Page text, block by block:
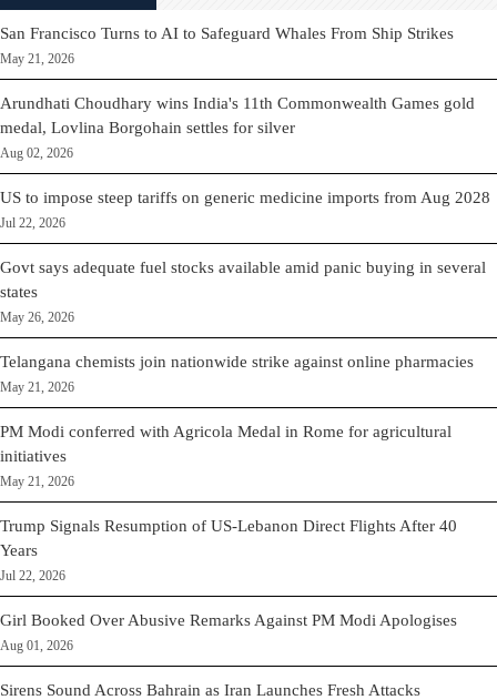
San Francisco Turns to AI to Safeguard Whales From Ship Strikes
May 21, 2026
Arundhati Choudhary wins India's 11th Commonwealth Games gold
medal, Lovlina Borgohain settles for silver
Aug 02, 2026
US to impose steep tariffs on generic medicine imports from Aug 2028
Jul 22, 2026
Govt says adequate fuel stocks available amid panic buying in several
states
May 26, 2026
Telangana chemists join nationwide strike against online pharmacies
May 21, 2026
PM Modi conferred with Agricola Medal in Rome for agricultural
initiatives
May 21, 2026
Trump Signals Resumption of US-Lebanon Direct Flights After 40
Years
Jul 22, 2026
Girl Booked Over Abusive Remarks Against PM Modi Apologises
Aug 01, 2026
Sirens Sound Across Bahrain as Iran Launches Fresh Attacks